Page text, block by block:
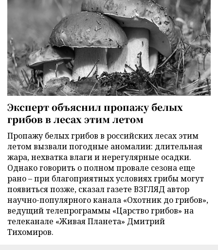
Эксперт объяснил пропажу белых
грибов в лесах этим летом
Пропажу белых грибов в российских лесах этим
летом вызвали погодные аномалии: длительная
жара, нехватка влаги и нерегулярные осадки.
Однако говорить о полном провале сезона еще
рано – при благоприятных условиях грибы могут
появиться позже, сказал газете ВЗГЛЯД автор
научно-популярного канала «Охотник до грибов»,
ведущий телепрограммы «Царство грибов» на
телеканале «Живая Планета» Дмитрий
Тихомиров.